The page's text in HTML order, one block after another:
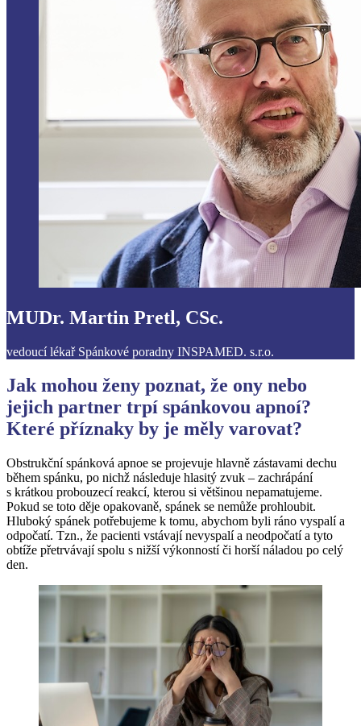
MUDr. Martin Pretl, CSc.
vedoucí lékař Spánkové poradny INSPAMED. s.r.o.
Jak mohou ženy poznat, že ony nebo
jejich partner trpí spánkovou apnoí?
Které příznaky by je měly varovat?
Obstrukční spánková apnoe se projevuje hlavně zástavami dechu
během spánku, po nichž následuje hlasitý zvuk – zachrápání
s krátkou probouzecí reakcí, kterou si většinou nepamatujeme.
Pokud se toto děje opakovaně, spánek se nemůže prohloubit.
Hluboký spánek potřebujeme k tomu, abychom byli ráno vyspalí a
odpočatí. Tzn., že pacienti vstávají nevyspalí a neodpočatí a tyto
obtíže přetrvávají spolu s nižší výkonností či horší náladou po celý
den.